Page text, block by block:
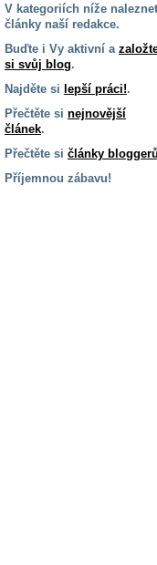
V kategoriích níže
články naší redakce.
Buďte i Vy aktivní a
si svůj blog.
Najděte si lepší práci!.
Přečtěte si nejnovější
článek.
Přečtěte si články bloggerů
Příjemnou zábavu!